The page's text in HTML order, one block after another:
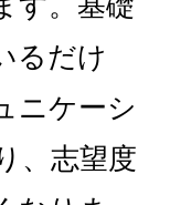
るだけ
ニケーシ
、志望度